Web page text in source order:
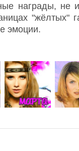
награды, не
"жёлтых"
эмоции.